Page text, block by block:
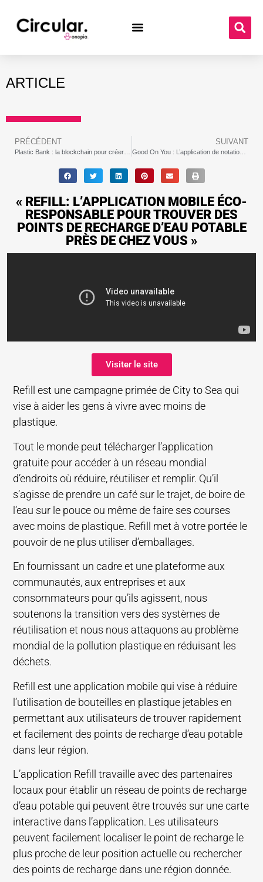
ARTICLE
PRÉCÉDENT SUIVANT
Good On You : L’application de notation éthique qui révolutionne la mode
« REFILL: L’APPLICATION MOBILE ÉCO-
RESPONSABLE POUR TROUVER DES
POINTS DE RECHARGE D’EAU POTABLE
PRÈS DE CHEZ VOUS »
Visiter le site
Refill est une campagne primée de City to Sea qui
vise à aider les gens à vivre avec moins de
plastique.
Tout le monde peut télécharger l’application
gratuite pour accéder à un réseau mondial
d’endroits où réduire, réutiliser et remplir. Qu’il
s’agisse de prendre un café sur le trajet, de boire de
l’eau sur le pouce ou même de faire ses courses
avec moins de plastique. Refill met à votre portée le
pouvoir de ne plus utiliser d’emballages.
En fournissant un cadre et une plateforme aux
communautés, aux entreprises et aux
consommateurs pour qu’ils agissent, nous
soutenons la transition vers des systèmes de
réutilisation et nous nous attaquons au problème
mondial de la pollution plastique en réduisant les
déchets.
Refill est une application mobile qui vise à réduire
l’utilisation de bouteilles en plastique jetables en
permettant aux utilisateurs de trouver rapidement
et facilement des points de recharge d’eau potable
dans leur région.
L’application Refill travaille avec des partenaires
locaux pour établir un réseau de points de recharge
d’eau potable qui peuvent être trouvés sur une carte
interactive dans l’application. Les utilisateurs
peuvent facilement localiser le point de recharge le
plus proche de leur position actuelle ou rechercher
des points de recharge dans une région donnée.